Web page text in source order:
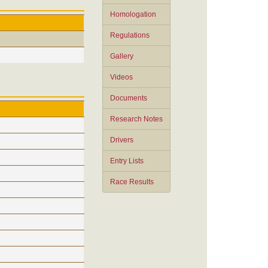
Homologation
Regulations
Gallery
Videos
Documents
Research Notes
Drivers
Entry Lists
Race Results